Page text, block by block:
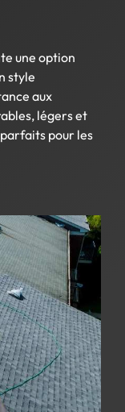
une option
style
aux
légers et
pour les